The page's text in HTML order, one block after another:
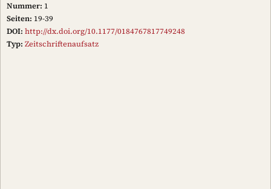
Nummer: 1
Seiten: 19-39
DOI: http://dx.doi.org/10.1177/0184767817749248
Typ: Zeitschriftenaufsatz